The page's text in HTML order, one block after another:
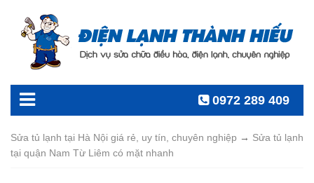
0972 289 409
Sửa tủ lạnh tại Hà Nội giá rẻ, uy tín, chuyên nghiệp → Sửa tủ lạnh
tại quận Nam Từ Liêm có mặt nhanh